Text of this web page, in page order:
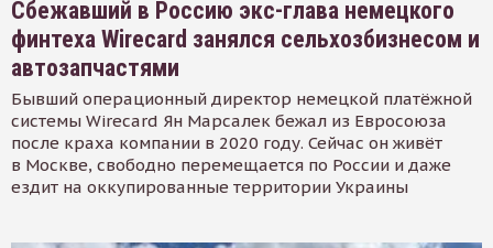
Сбежавший в Россию экс-глава немецкого
финтеха Wirecard занялся сельхозбизнесом и
автозапчастями
Бывший операционный директор немецкой платёжной
системы Wirecard Ян Марсалек бежал из Евросоюза
после краха компании в 2020 году. Сейчас он живёт
в Москве, свободно перемещается по России и даже
ездит на оккупированные территории Украины